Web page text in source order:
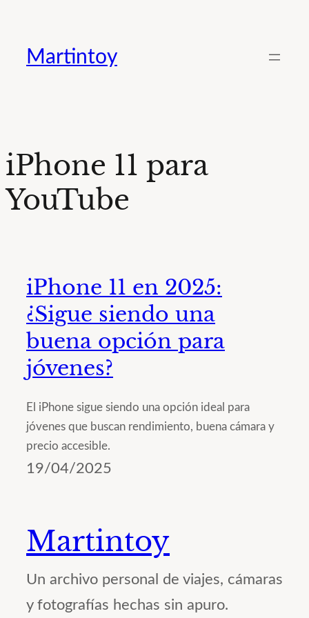
contenido
Martintoy
iPhone 11 para
YouTube
iPhone 11 en 2025:
¿Sigue siendo una
buena opción para
jóvenes?
El iPhone sigue siendo una opción ideal para
jóvenes que buscan rendimiento, buena cámara y
precio accesible.
19/04/2025
Martintoy
Un archivo personal de viajes, cámaras
y fotografías hechas sin apuro.